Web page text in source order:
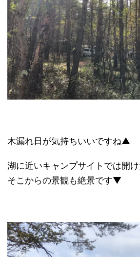
木漏れ日が気持ちいいですね▲
湖に近いキャンプサイトでは開け
そこからの景観も絶景です▼